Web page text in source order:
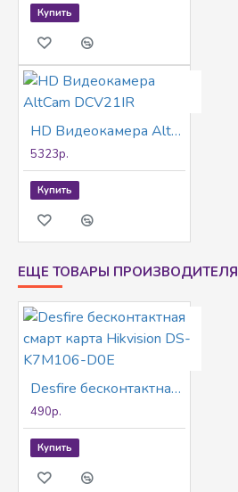
Купить
HD Видеокамера AltCam DCV21IR
5323р.
Купить
ЕЩЕ ТОВАРЫ ПРОИЗВОДИТЕЛЯ
Desfire бесконтактная смарт карта Hikvision DS-K7M106-D0E
490р.
Купить